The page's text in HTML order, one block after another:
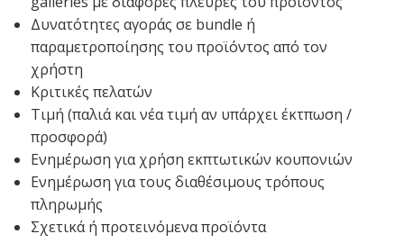
Δυνατότητες αγοράς σε bundle ή
παραμετροποίησης του προϊόντος από τον
χρήστη
Κριτικές πελατών
Τιμή (παλιά και νέα τιμή αν υπάρχει έκτπωση /
προσφορά)
Ενημέρωση για χρήση εκπτωτικών κουπονιών
Ενημέρωση για τους διαθέσιμους τρόπους
πληρωμής
Σχετικά ή προτεινόμενα προϊόντα